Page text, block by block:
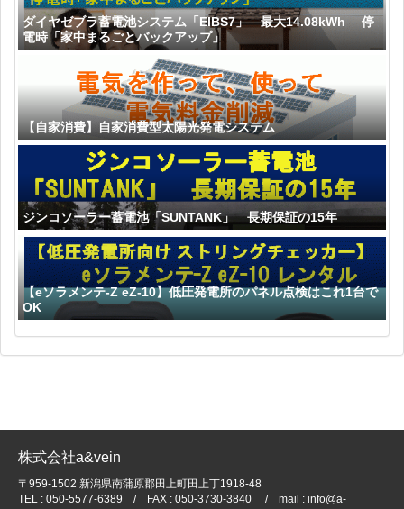
ダイヤゼブラ蓄電池システム「EIBS7」 最大14.08kWh 停
電時「家中まるごとバックアップ」
【自家消費】自家消費型太陽光発電システム
ジンコソーラー蓄電池「SUNTANK」 長期保証の15年
【eソラメンテ-Z eZ-10】低圧発電所のパネル点検はこれ1台で
OK
株式会社a&vein
〒959-1502 新潟県南蒲原郡田上町田上丁1918-48
TEL : 050-5577-6389 / FAX : 050-3730-3840 / mail : info@a-